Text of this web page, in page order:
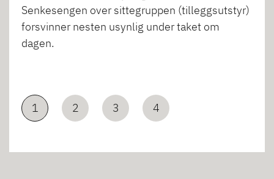
Senkesengen over sittegruppen (tilleggsutstyr)
forsvinner nesten usynlig under taket om
dagen.
1 2 3 4